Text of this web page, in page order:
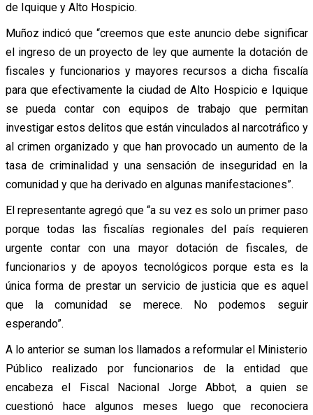
de Iquique y Alto Hospicio.
Muñoz indicó que “creemos que este anuncio debe significar
el ingreso de un proyecto de ley que aumente la dotación de
fiscales y funcionarios y mayores recursos a dicha fiscalía
para que efectivamente la ciudad de Alto Hospicio e Iquique
se pueda contar con equipos de trabajo que permitan
investigar estos delitos que están vinculados al narcotráfico y
al crimen organizado y que han provocado un aumento de la
tasa de criminalidad y una sensación de inseguridad en la
comunidad y que ha derivado en algunas manifestaciones”.
El representante agregó que “a su vez es solo un primer paso
porque todas las fiscalías regionales del país requieren
urgente contar con una mayor dotación de fiscales, de
funcionarios y de apoyos tecnológicos porque esta es la
única forma de prestar un servicio de justicia que es aquel
que la comunidad se merece. No podemos seguir
esperando”.
A lo anterior se suman los llamados a reformular el Ministerio
Público realizado por funcionarios de la entidad que
encabeza el Fiscal Nacional Jorge Abbot, a quien se
cuestionó hace algunos meses luego que reconociera